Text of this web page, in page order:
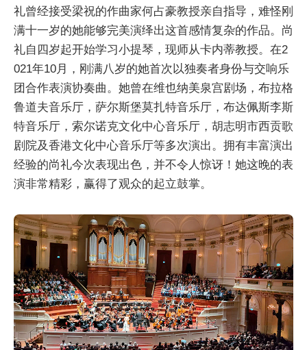
礼曾经接受梁祝的作曲家何占豪教授亲自指导，难怪刚
满十一岁的她能够完美演绎出这首感情复杂的作品。尚
礼自四岁起开始学习小提琴，现师从卡内蒂教授。在2
021年10月，刚满八岁的她首次以独奏者身份与交响乐
团合作表演协奏曲。她曾在维也纳美泉宫剧场，布拉格
鲁道夫音乐厅，萨尔斯堡莫扎特音乐厅，布达佩斯李斯
特音乐厅，索尔诺克文化中心音乐厅，胡志明市西贡歌
剧院及香港文化中心音乐厅等多次演出。拥有丰富演出
经验的尚礼今次表现出色，并不令人惊讶！她这晚的表
演非常精彩，赢得了观众的起立鼓掌。